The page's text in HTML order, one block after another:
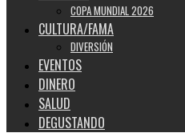
COPA MUNDIAL 2026
CULTURA/FAMA
DIVERSIÓN
EVENTOS
DINERO
SALUD
DEGUSTANDO